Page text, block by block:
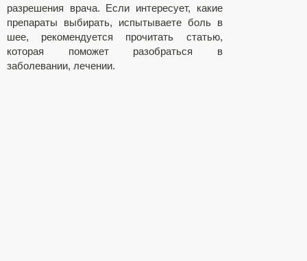
разрешения врача. Если интересует, какие
препараты выбирать, испытываете боль в
шее, рекомендуется прочитать статью,
которая поможет разобраться в
заболевании, лечении.